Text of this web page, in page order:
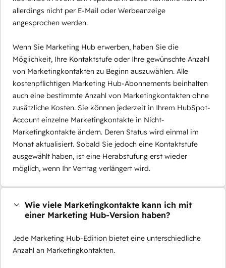
allerdings nicht per E-Mail oder Werbeanzeige
angesprochen werden.
Wenn Sie Marketing Hub erwerben, haben Sie die
Möglichkeit, Ihre Kontaktstufe oder Ihre gewünschte Anzahl
von Marketingkontakten zu Beginn auszuwählen. Alle
kostenpflichtigen Marketing Hub-Abonnements beinhalten
auch eine bestimmte Anzahl von Marketingkontakten ohne
zusätzliche Kosten. Sie können jederzeit in Ihrem HubSpot-
Account einzelne Marketingkontakte in Nicht-
Marketingkontakte ändern. Deren Status wird einmal im
Monat aktualisiert. Sobald Sie jedoch eine Kontaktstufe
ausgewählt haben, ist eine Herabstufung erst wieder
möglich, wenn Ihr Vertrag verlängert wird.
Wie viele Marketingkontakte kann ich mit
einer Marketing Hub-Version haben?
Jede Marketing Hub-Edition bietet eine unterschiedliche
Anzahl an Marketingkontakten.